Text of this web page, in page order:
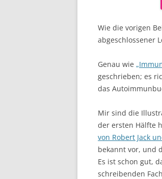
Wie die vorigen
abgeschlossener
Genau wie
geschrieben; es
das
Mir sind die
der ersten Hälfte
von Robert Jack
bekannt vor, und
Es ist schon gut,
schreibenden